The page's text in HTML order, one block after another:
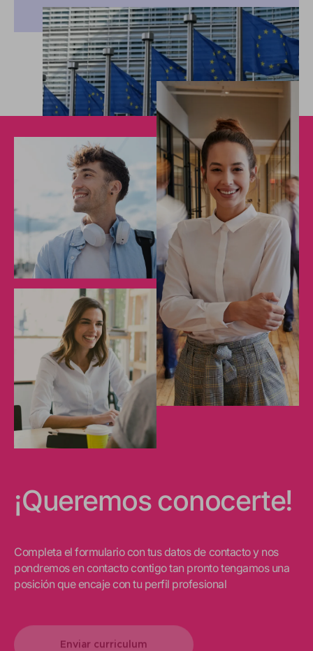
¡Queremos conocerte!
Completa el formulario con tus datos de contacto y nos
pondremos en contacto contigo tan pronto tengamos una
posición que encaje con tu perfil profesional
Enviar curriculum